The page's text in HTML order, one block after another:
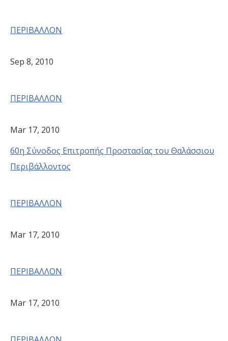
ΠΕΡΙΒΑΛΛΟΝ
Sep 8, 2010
ΠΕΡΙΒΑΛΛΟΝ
Mar 17, 2010
60η Σύνοδος Επιτροπής Προστασίας του Θαλάσσιου
Περιβάλλοντος
ΠΕΡΙΒΑΛΛΟΝ
Mar 17, 2010
ΠΕΡΙΒΑΛΛΟΝ
Mar 17, 2010